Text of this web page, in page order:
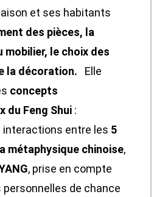
et ses habitants
des pièces, la
mobilier, le choix des
la décoration.
Elle
concepts
du Feng Shui :
entre les 5
métaphysique chinoise,
, prise en compte
de chance